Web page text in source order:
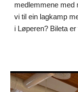
medlemmene med
vi til ein lagkamp
i Løperen? Bileta